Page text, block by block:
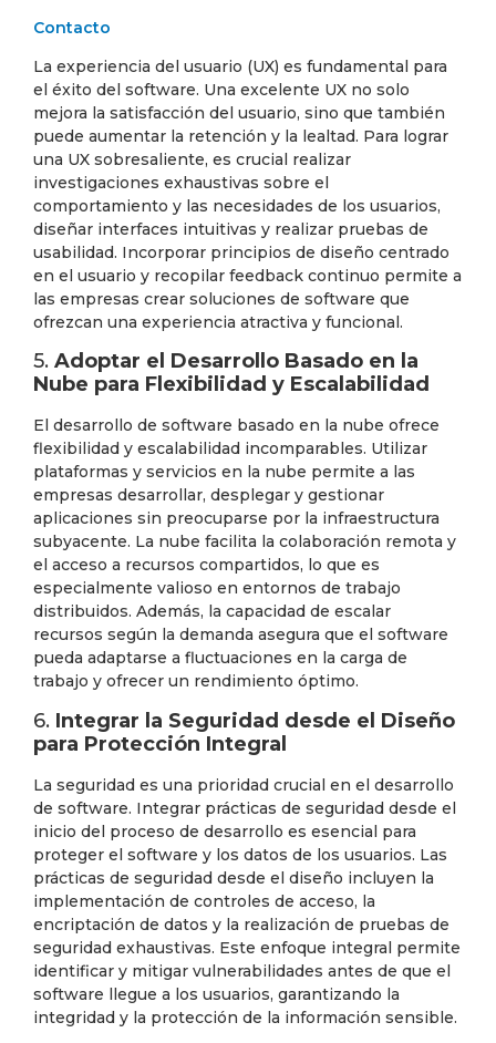
Contacto
La experiencia del usuario (UX) es fundamental para
el éxito del software. Una excelente UX no solo
mejora la satisfacción del usuario, sino que también
puede aumentar la retención y la lealtad. Para lograr
una UX sobresaliente, es crucial realizar
investigaciones exhaustivas sobre el
comportamiento y las necesidades de los usuarios,
diseñar interfaces intuitivas y realizar pruebas de
usabilidad. Incorporar principios de diseño centrado
en el usuario y recopilar feedback continuo permite a
las empresas crear soluciones de software que
ofrezcan una experiencia atractiva y funcional.
5. Adoptar el Desarrollo Basado en la
Nube para Flexibilidad y Escalabilidad
El desarrollo de software basado en la nube ofrece
flexibilidad y escalabilidad incomparables. Utilizar
plataformas y servicios en la nube permite a las
empresas desarrollar, desplegar y gestionar
aplicaciones sin preocuparse por la infraestructura
subyacente. La nube facilita la colaboración remota y
el acceso a recursos compartidos, lo que es
especialmente valioso en entornos de trabajo
distribuidos. Además, la capacidad de escalar
recursos según la demanda asegura que el software
pueda adaptarse a fluctuaciones en la carga de
trabajo y ofrecer un rendimiento óptimo.
6. Integrar la Seguridad desde el Diseño
para Protección Integral
La seguridad es una prioridad crucial en el desarrollo
de software. Integrar prácticas de seguridad desde el
inicio del proceso de desarrollo es esencial para
proteger el software y los datos de los usuarios. Las
prácticas de seguridad desde el diseño incluyen la
implementación de controles de acceso, la
encriptación de datos y la realización de pruebas de
seguridad exhaustivas. Este enfoque integral permite
identificar y mitigar vulnerabilidades antes de que el
software llegue a los usuarios, garantizando la
integridad y la protección de la información sensible.